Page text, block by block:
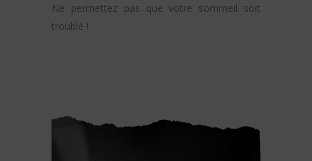
Ne permettez pas que votre sommeil soit
troublé !